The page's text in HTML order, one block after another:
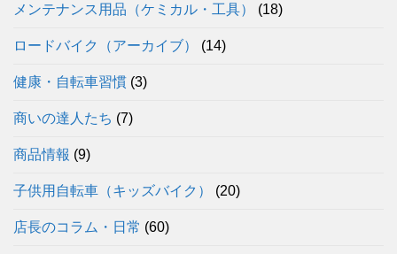
メンテナンス用品（ケミカル・工具） (18)
ロードバイク（アーカイブ） (14)
健康・自転車習慣 (3)
商いの達人たち (7)
商品情報 (9)
子供用自転車（キッズバイク） (20)
店長のコラム・日常 (60)